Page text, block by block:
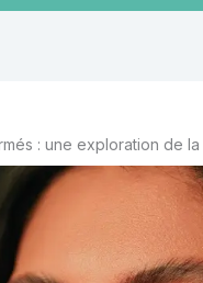
: une exploration de